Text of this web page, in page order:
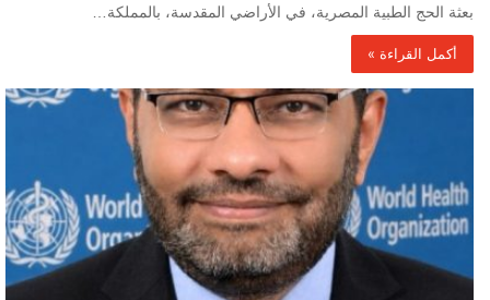
بعثة الحج الطبية المصرية، في الأراضي المقدسة، بالمملكة…
أكمل القراءة »